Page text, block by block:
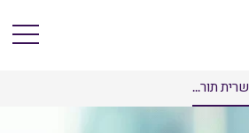
שרית תור...